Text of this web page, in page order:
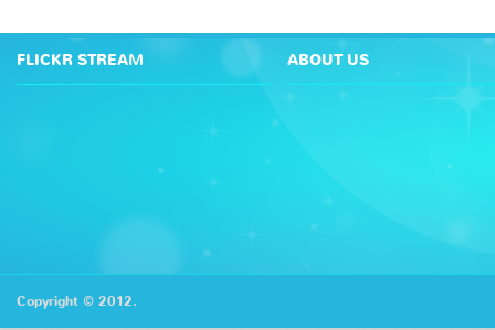
FLICKR STREAM ABOUT US
Copyright © 2012.